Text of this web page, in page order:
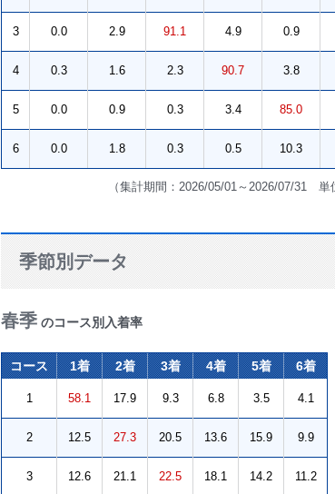
3 0.0 2.9 91.1 4.9 0.9
4 0.3 1.6 2.3 90.7 3.8
5 0.0 0.9 0.3 3.4 85.0
6 0.0 1.8 0.3 0.5 10.3
（集計期間：2026/05/01～2026/07/31 単
季節別データ
春季 のコース別入着率
コース 1着 2着 3着 4着 5着 6着
1 58.1 17.9 9.3 6.8 3.5 4.1
2 12.5 27.3 20.5 13.6 15.9 9.9
3 12.6 21.1 22.5 18.1 14.2 11.2